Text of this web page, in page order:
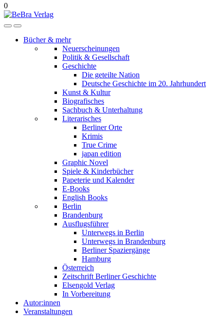
0
Bücher & mehr
Neuerscheinungen
Politik & Gesellschaft
Geschichte
Die geteilte Nation
Deutsche Geschichte im 20. Jahrhundert
Kunst & Kultur
Biografisches
Sachbuch & Unterhaltung
Literarisches
Berliner Orte
Krimis
True Crime
japan edition
Graphic Novel
Spiele & Kinderbücher
Papeterie und Kalender
E-Books
English Books
Berlin
Brandenburg
Ausflugsführer
Unterwegs in Berlin
Unterwegs in Brandenburg
Berliner Spaziergänge
Hamburg
Österreich
Zeitschrift Berliner Geschichte
Elsengold Verlag
In Vorbereitung
Autor:innen
Veranstaltungen